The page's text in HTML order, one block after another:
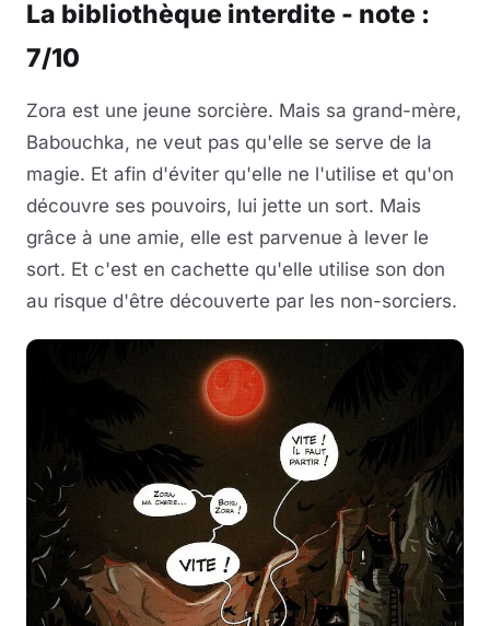
La bibliothèque interdite - note :
7/10
Zora est une jeune sorcière. Mais sa grand-mère,
Babouchka, ne veut pas qu'elle se serve de la
magie. Et afin d'éviter qu'elle ne l'utilise et qu'on
découvre ses pouvoirs, lui jette un sort. Mais
grâce à une amie, elle est parvenue à lever le
sort. Et c'est en cachette qu'elle utilise son don
au risque d'être découverte par les non-sorciers.